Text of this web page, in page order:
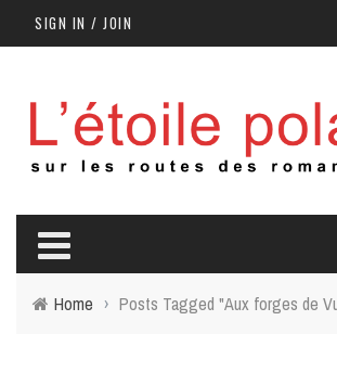
SIGN IN / JOIN
Home › Posts Tagged "Aux forges de